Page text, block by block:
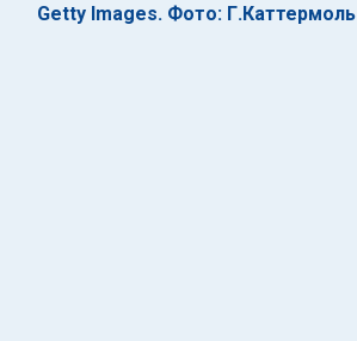
Getty Images. Фото: Г.Каттермоль